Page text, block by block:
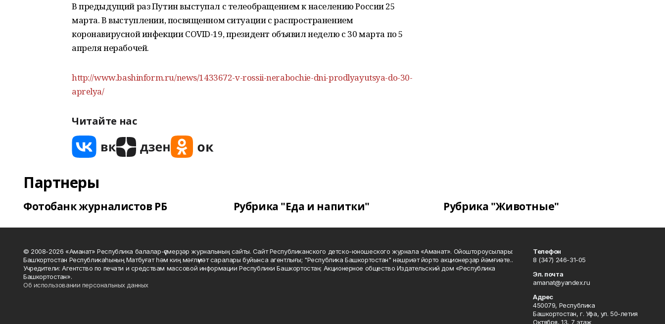
В предыдущий раз Путин выступал с телеобращением к населению России 25
марта. В выступлении, посвященном ситуации с распространением
коронавирусной инфекции COVID-19, президент объявил неделю с 30 марта по 5
апреля нерабочей.
http://www.bashinform.ru/news/1433672-v-rossii-nerabochie-dni-prodlyayutsya-do-30-
aprelya/
Читайте нас
Партнеры
Фотобанк журналистов РБ Рубрика "Еда и напитки" Рубрика "Животные"
© 2008-2026 «Аманат» Республика балалар-үҫмерҙәр журналының сайты. Сайт Республиканского детско-юношеского журнала «Аманат». Ойоштороусылары:
Башҡортостан Республикаһының Матбуғат һәм киң мәғлүмәт саралары буйынса агентлығы; "Республика Башкортостан" нәшриәт йорто акционерҙар йәмғиәте..
Учредители: Агентство по печати и средствам массовой информации Республики Башкортостан; Акционерное общество Издательский дом «Республика
Башкортостан».
Об использовании персональных данных
Телефон
8 (347) 246-31-05
Эл. почта
amanat@yandex.ru
Адрес
450079, Республика
Башкортостан, г. Уфа, ул. 50-летия
Октября, 13, 7 этаж